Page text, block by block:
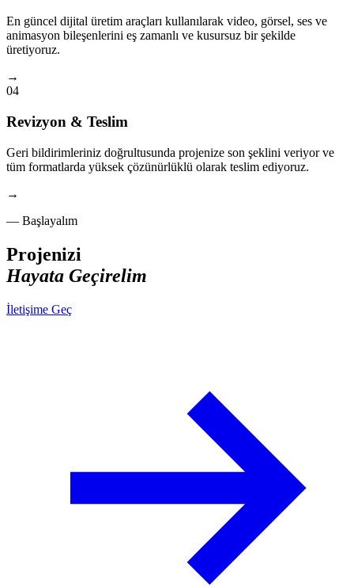
En güncel dijital üretim araçları kullanılarak video, görsel, ses ve
animasyon bileşenlerini eş zamanlı ve kusursuz bir şekilde
üretiyoruz.
→
04
Revizyon & Teslim
Geri bildirimleriniz doğrultusunda projenize son şeklini veriyor ve
tüm formatlarda yüksek çözünürlüklü olarak teslim ediyoruz.
→
— Başlayalım
Projenizi
Hayata Geçirelim
İletişime Geç